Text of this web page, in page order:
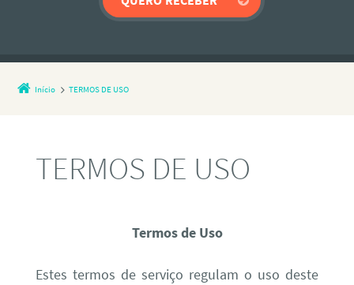
Início TERMOS DE USO
TERMOS DE USO
Termos de Uso
Estes termos de serviço regulam o uso deste